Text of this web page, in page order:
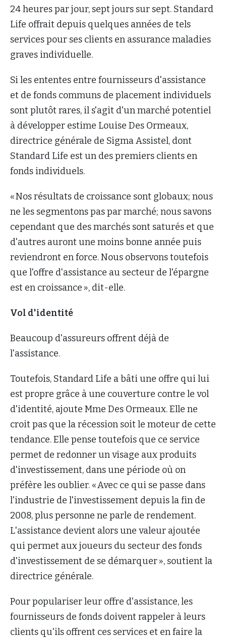
24 heures par jour, sept jours sur sept. Standard
Life offrait depuis quelques années de tels
services pour ses clients en assurance maladies
graves individuelle.
Si les ententes entre fournisseurs d'assistance
et de fonds communs de placement individuels
sont plutôt rares, il s'agit d'un marché potentiel
à développer estime Louise Des Ormeaux,
directrice générale de Sigma Assistel, dont
Standard Life est un des premiers clients en
fonds individuels.
« Nos résultats de croissance sont globaux; nous
ne les segmentons pas par marché; nous savons
cependant que des marchés sont saturés et que
d'autres auront une moins bonne année puis
reviendront en force. Nous observons toutefois
que l'offre d'assistance au secteur de l'épargne
est en croissance », dit-elle.
Vol d'identité
Beaucoup d'assureurs offrent déjà de
l'assistance.
Toutefois, Standard Life a bâti une offre qui lui
est propre grâce à une couverture contre le vol
d'identité, ajoute Mme Des Ormeaux. Elle ne
croit pas que la récession soit le moteur de cette
tendance. Elle pense toutefois que ce service
permet de redonner un visage aux produits
d'investissement, dans une période où on
préfère les oublier. « Avec ce qui se passe dans
l'industrie de l'investissement depuis la fin de
2008, plus personne ne parle de rendement.
L'assistance devient alors une valeur ajoutée
qui permet aux joueurs du secteur des fonds
d'investissement de se démarquer », soutient la
directrice générale.
Pour populariser leur offre d'assistance, les
fournisseurs de fonds doivent rappeler à leurs
clients qu'ils offrent ces services et en faire la